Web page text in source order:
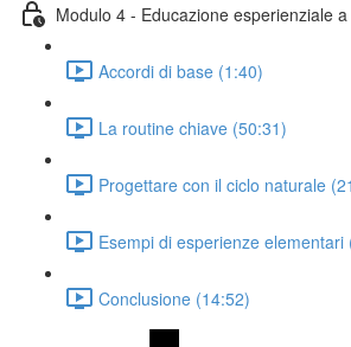
Modulo 4 - Educazione esperienziale
Accordi di base (1:40)
La routine chiave (50:31)
Progettare con il ciclo naturale
Esempi di esperienze elementari
Conclusione (14:52)